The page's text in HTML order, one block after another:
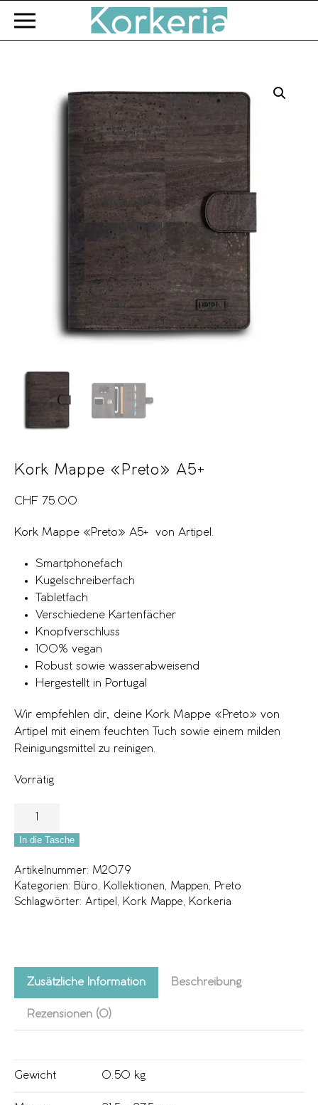
Zum Hauptinhalt springen
Kork Mappe «Preto» A5+
CHF 75.00
Kork Mappe «Preto» A5+ von Artipel.
Smartphonefach
Kugelschreiberfach
Tabletfach
Verschiedene Kartenfächer
Knopfverschluss
100% vegan
Robust sowie wasserabweisend
Hergestellt in Portugal
Wir empfehlen dir, deine Kork Mappe «Preto» von
Artipel mit einem feuchten Tuch sowie einem milden
Reinigungsmittel zu reinigen.
Vorrätig
In die Tasche
Artikelnummer: M2079
Kategorien: Büro Kollektionen Mappen
Preto
Schlagwörter: Artipel Kork Mappe Korkeria
Zusätzliche Information Beschreibung
Rezensionen (0)
Gewicht 0.50 kg